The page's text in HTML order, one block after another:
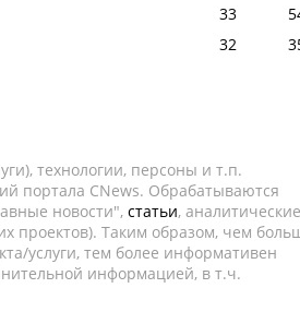
33
32
технологии, персоны и т.п.
портала CNews. Обрабатываются
новости", статьи, аналитические
проектов). Таким образом, чем
услуги, тем более информативен
информацией, в т.ч.